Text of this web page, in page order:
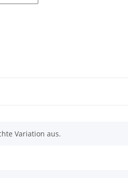
Variation aus.